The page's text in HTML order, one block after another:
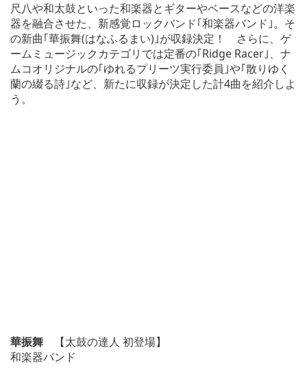
尺八や和太鼓といった和楽器とギターやベースなどの洋楽
器を融合させた、新感覚ロックバンド｢和楽器バンド｣。そ
の新曲｢華振舞(はなふるまい)｣が収録決定！ さらに、ゲ
ームミュージックカテゴリでは定番の｢Ridge Racer｣、ナ
ムコオリジナルの｢ゆれるプリーツ実行委員｣や｢散りゆく
蘭の綴る詩｣など、新たに収録が決定した計4曲を紹介しよ
う。
華振舞
【太鼓の達人 初登場】
和楽器バンド